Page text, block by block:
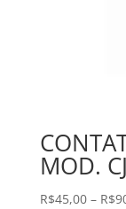
MOD.
R$45,00 – R$